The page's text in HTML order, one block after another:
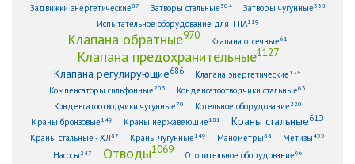
Задвижки энергетические87 Затворы стальные304 Затворы чугунные338
Испытательное оборудование для ТПА119
Клапана обратные970 Клапана отсечные61
Клапана предохранительные1127
Клапана регулирующие686 Клапана энергетические128
Компенсаторы сильфонные 203 Конденсатоотводчики стальные63
Конденсатоотводчики чугунные70 Котельное оборудование 220
Краны бронзовые149 Краны нержавеющие181 Краны стальные610
Краны стальные - ХЛ87 Краны чугунные149 Манометры88 Метизы433
Насосы 247 Отводы1069 Отопительное оборудование96